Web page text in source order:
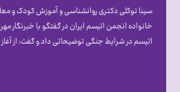
سینا توکلی دکتری روانشناسی و آموزش کودک و
خانواده انجمن اتیسم ایران در گفتگو با خبرنگار مهر
اتیسم در شرایط جنگی توضیحاتی داد و گفت: از